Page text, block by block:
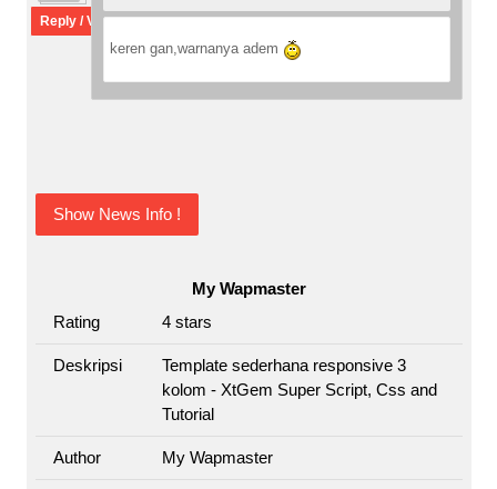
:Reply / View thread
keren gan,warnanya adem
Show News Info !
My Wapmaster
Rating
4 stars
Deskripsi
Template sederhana responsive 3
kolom - XtGem Super Script, Css and
Tutorial
Author My Wapmaster